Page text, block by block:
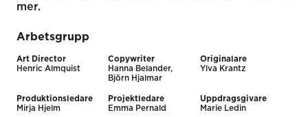
mer.
Arbetsgrupp
Art Director
Henric Almquist
Copywriter
Hanna Belander,
Björn Hjalmar
Originalare
Ylva Krantz
Produktionsledare
Mirja Hjelm
Projektledare
Emma Pernald
Uppdragsgivare
Marie Ledin